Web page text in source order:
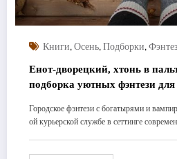
Книги, Осень, Подборки,
Енот-дворецкий, хтонь в
подборка уютных фэнтези для
Городское фэнтези с богатырями и
ой курьерской службе в сеттинге